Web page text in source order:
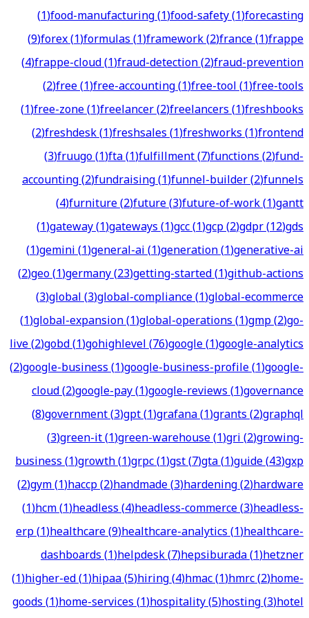
(1)food-manufacturing(1)food-safety(1)forecasting
(9)forex(1)formulas(1)framework(2)france(1)frappe
(4)frappe-cloud(1)fraud-detection(2)fraud-prevention
(2)free(1)free-accounting(1)free-tool(1)free-tools
(1)free-zone(1)freelancer(2)freelancers(1)freshbooks
(2)freshdesk(1)freshsales(1)freshworks(1)frontend
(3)fruugo(1)fta(1)fulfillment(7)functions(2)fund-
accounting(2)fundraising(1)funnel-builder(2)funnels
(4)furniture(2)future(3)future-of-work(1)gantt
(1)gateway(1)gateways(1)gcc(1)gcp(2)gdpr(12)gds
(1)gemini(1)general-ai(1)generation(1)generative-ai
(2)geo(1)germany(23)getting-started(1)github-actions
(3)global(3)global-compliance(1)global-ecommerce
(1)global-expansion(1)global-operations(1)gmp(2)go-
live(2)gobd(1)gohighlevel(76)google(1)google-analytics
(2)google-business(1)google-business-profile(1)google-
cloud(2)google-pay(1)google-reviews(1)governance
(8)government(3)gpt(1)grafana(1)grants(2)graphql
(3)green-it(1)green-warehouse(1)gri(2)growing-
business(1)growth(1)grpc(1)gst(7)gta(1)guide(43)gxp
(2)gym(1)haccp(2)handmade(3)hardening(2)hardware
(1)hcm(1)headless(4)headless-commerce(3)headless-
erp(1)healthcare(9)healthcare-analytics(1)healthcare-
dashboards(1)helpdesk(7)hepsiburada(1)hetzner
(1)higher-ed(1)hipaa(5)hiring(4)hmac(1)hmrc(2)home-
goods(1)home-services(1)hospitality(5)hosting(3)hotel